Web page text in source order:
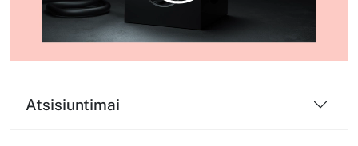
Play
Video
Atsisiuntimai